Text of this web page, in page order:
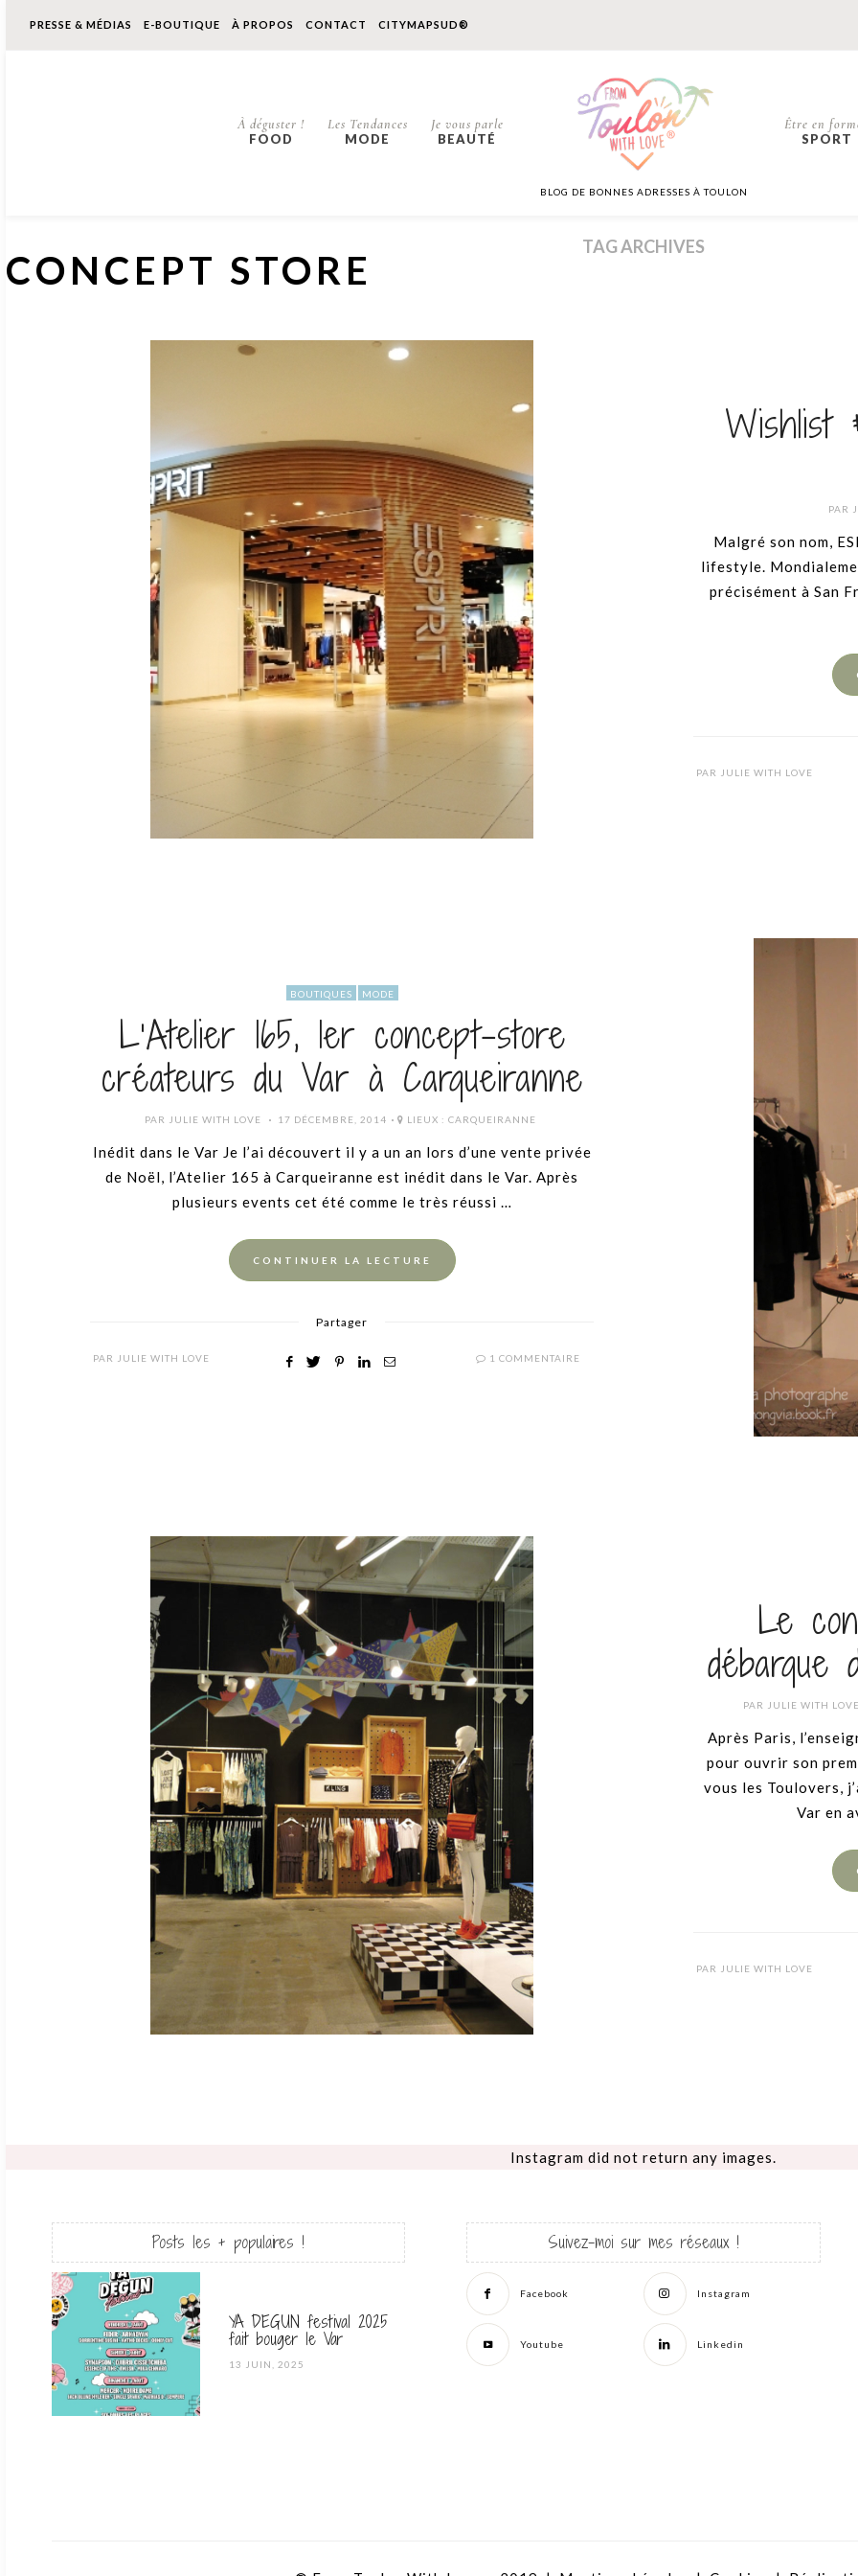
PRESSE & MÉDIAS E-BOUTIQUE À PROPOS CONTACT CITYMAPSUD®
À déguster !
FOOD
Les Tendances
MODE
Je vous parle
BEAUTÉ
BLOG DE BONNES ADRESSES À TOULON
Être en
SPORT
TAG ARCHIVES
CONCEPT STORE
Wishlist
PAR
Malgré son nom,
lifestyle.
précisément à San
PAR JULIE WITH LOVE
BOUTIQUES MODE
L’Atelier 165, 1er concept-store
créateurs du Var à Carqueiranne
PAR JULIE WITH LOVE
POSTED
17 DÉCEMBRE, 2014 LIEUX : CARQUEIRANNE
Inédit dans le Var Je l’ai découvert il y a un an lors d’une vente privée
de Noël, l’Atelier 165 à Carqueiranne est inédit dans le Var. Après
plusieurs events cet été comme le très réussi …
CONTINUER LA LECTURE
Partager
PAR JULIE WITH LOVE 1 COMMENTAIRE
Le
débarque
PAR JULIE WITH LOVE
Après Paris,
pour ouvrir son
vous les Toulovers,
Var en
PAR JULIE WITH LOVE
Instagram did not return any images.
Posts les + populaires !
YA DEGUN festival 2025
fait bouger le Var
POSTED
13 JUIN, 2025
Suivez-moi sur mes réseaux !
Facebook Instagram
Youtube Linkedin